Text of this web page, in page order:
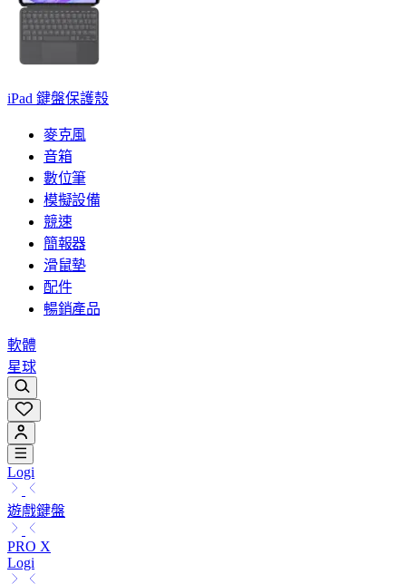
iPad 鍵盤保護殼
麥克風
音箱
數位筆
模擬設備
競速
簡報器
滑鼠墊
配件
暢銷產品
軟體
星球
Logi
遊戲鍵盤
PRO X
Logi